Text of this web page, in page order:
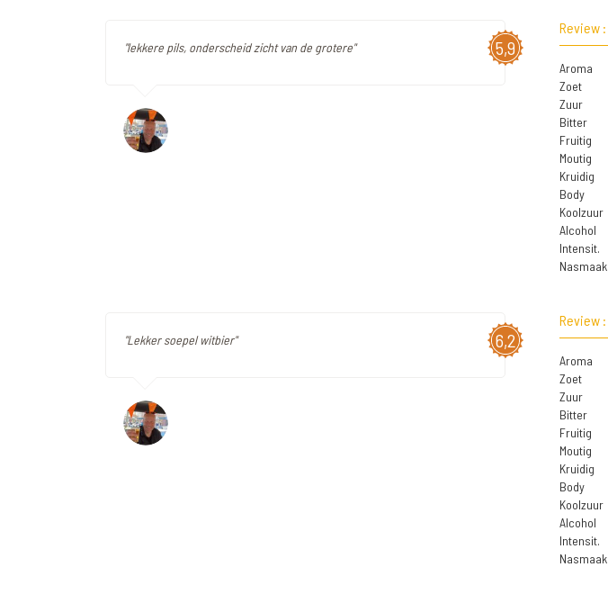
5,9
"lekkere pils, onderscheid zicht van de grotere"
Review :
Aroma
Zoet
Zuur
Bitter
Fruitig
Moutig
Kruidig
Body
Koolzuur
Alcohol
Intensit.
Nasmaak
6,2
"Lekker soepel witbier"
Review :
Aroma
Zoet
Zuur
Bitter
Fruitig
Moutig
Kruidig
Body
Koolzuur
Alcohol
Intensit.
Nasmaak